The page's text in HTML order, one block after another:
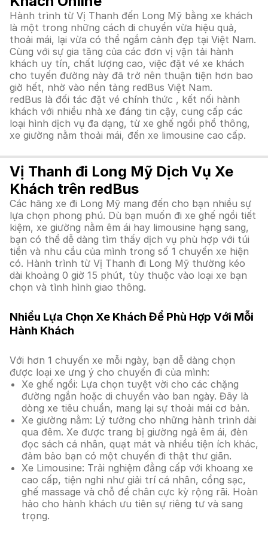
Hành trình từ Vị Thanh đến Long Mỹ bằng xe khách
là một trong những cách di chuyển vừa hiệu quả,
thoải mái, lại vừa có thể ngắm cảnh đẹp tại Việt Nam.
Cùng với sự gia tăng của các đơn vị vận tải hành
khách uy tín, chất lượng cao, việc đặt vé xe khách
cho tuyến đường này đã trở nên thuận tiện hơn bao
giờ hết, nhờ vào nền tảng redBus Việt Nam.
redBus là đối tác đặt vé chính thức , kết nối hành
khách với nhiều nhà xe đáng tin cậy, cung cấp các
loại hình dịch vụ đa dạng, từ xe ghế ngồi phổ thông,
xe giường nằm thoải mái, đến xe limousine cao cấp.
Vị Thanh đi Long Mỹ Dịch Vụ Xe
Khách trên redBus
Các hãng xe đi Long Mỹ mang đến cho bạn nhiều sự
lựa chọn phong phú. Dù bạn muốn đi xe ghế ngồi tiết
kiệm, xe giường nằm êm ái hay limousine hạng sang,
bạn có thể dễ dàng tìm thấy dịch vụ phù hợp với túi
tiền và nhu cầu của mình trong số 1 chuyến xe hiện
có. Hành trình từ Vị Thanh đi Long Mỹ thường kéo
dài khoảng 0 giờ 15 phút, tùy thuộc vào loại xe bạn
chọn và tình hình giao thông.
Nhiều Lựa Chọn Xe Khách Để Phù Hợp Với Mỗi
Hành Khách
Với hơn 1 chuyến xe mỗi ngày, bạn dễ dàng chọn
được loại xe ưng ý cho chuyến đi của mình:
Xe ghế ngồi: Lựa chọn tuyệt vời cho các chặng
đường ngắn hoặc di chuyển vào ban ngày. Đây là
dòng xe tiêu chuẩn, mang lại sự thoải mái cơ bản.
Xe giường nằm: Lý tưởng cho những hành trình dài
qua đêm. Xe được trang bị giường ngả êm ái, đèn
đọc sách cá nhân, quạt mát và nhiều tiện ích khác,
đảm bảo bạn có một chuyến đi thật thư giãn.
Xe Limousine: Trải nghiệm đẳng cấp với khoang xe
cao cấp, tiện nghi như giải trí cá nhân, cổng sạc,
ghế massage và chỗ để chân cực kỳ rộng rãi. Hoàn
hảo cho hành khách ưu tiên sự riêng tư và sang
trọng.